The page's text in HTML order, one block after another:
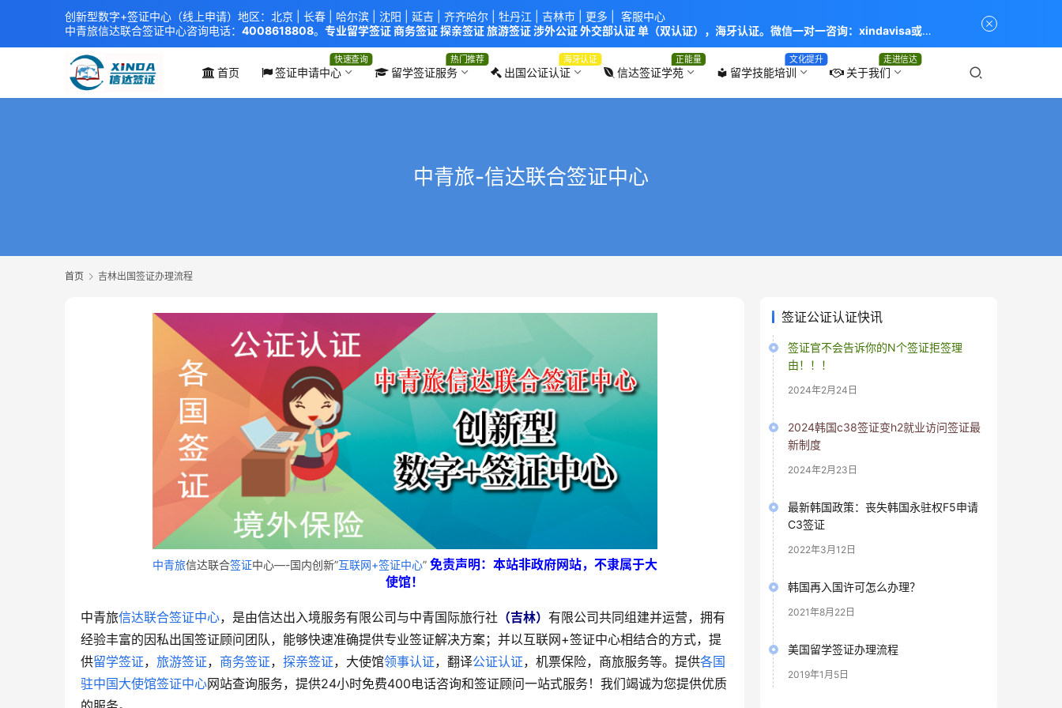
首页 签证申请中心
快速查询
留学签证服务
热门推荐
出国公证认证
海牙认证
信达签证学苑
正能量
local_library 留学技能培训
文化提升
关于我们
走进信达
中青旅-信达联合签证中心
首页 吉林出国签证办理流程
中青旅信达联合签证中心—-国内创新”互联网+签证中心” 免责声明：本站非政府网站，不隶属于大
使馆！
中青旅信达联合签证中心，是由信达出入境服务有限公司与中青国际旅行社 （吉林） 有限公司共同组建并运营，拥有
经验丰富的因私出国签证顾问团队，能够快速准确提供专业签证解决方案；并以互联网+签证中心相结合的方式，提
供留学签证， 旅游签证， 商务签证， 探亲签证，大使馆领事认证，翻译公证认证，机票保险，商旅服务等。提供各国
驻中国大使馆签证中心网站查询服务，提供24小时免费400电话咨询和签证顾问一站式服务！我们竭诚为您提供优质
签证公证认证快讯
签证官不会告诉你的N个签证拒签理
由！！！
2024年2月24日
2024韩国c38签证变h2就业访问签证最
新制度
2024年2月23日
最新韩国政策：丧失韩国永驻权F5申请
C3签证
2022年3月12日
韩国再入国许可怎么办理？
2021年8月22日
美国留学签证办理流程
2019年1月5日
创新型数字+签证中心（线上申请）地区：北京 | 长春 哈尔滨 沈阳 延吉 | 齐齐哈尔 | 牡丹江 吉林市 | 更多 | 客服中心
中青旅信达联合签证中心咨询电话： 4008618808。 专业留学签证 商务签证 探亲签证 旅游签证 涉外公证 外交部认证 单（双认证），海牙认证。微信一对一咨询：xindavisa或
xindavisa01 免责声明：本站非政府网站，不隶属于大使馆！提供服务机构：信达出入境服务有限公司/中青国际旅行社有限公司.专业：留学签证 商务签证 探亲签证 旅游签证 涉外公证
外交部认证 单（双认证），海牙认证。